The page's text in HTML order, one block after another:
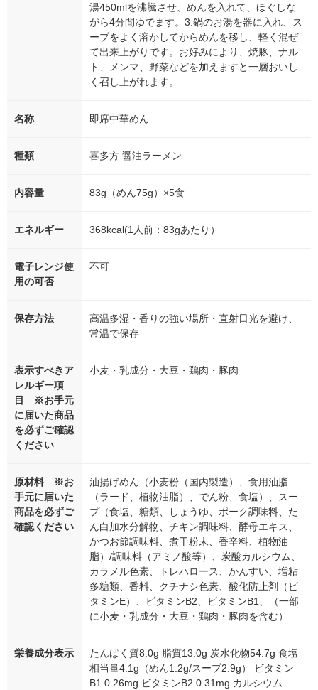
湯450mlを沸騰させ、めんを入れて、ほぐしな
がら4分間ゆでます。3.鍋のお湯を器に入れ、ス
ープをよく溶かしてからめんを移し、軽く混ぜ
て出来上がりです。お好みにより、焼豚、ナル
ト、メンマ、野菜などを加えますと一層おいし
く召し上がれます。
名称 即席中華めん
種類 喜多方 醤油ラーメン
内容量 83g（めん75g）×5食
エネルギー 368kcal(1人前：83gあたり）
電子レンジ使
用の可否
不可
保存方法
高温多湿・香りの強い場所・直射日光を避け、
常温で保存
表示すべきア
レルギー項
目 ※お手元
に届いた商品
を必ずご確認
ください
小麦・乳成分・大豆・鶏肉・豚肉
原材料 ※お
手元に届いた
商品を必ずご
確認ください
油揚げめん（小麦粉（国内製造）、食用油脂
（ラード、植物油脂）、でん粉、食塩）、スー
プ（食塩、糖類、しょうゆ、ポーク調味料、た
ん白加水分解物、チキン調味料、酵母エキス、
かつお節調味料、煮干粉末、香辛料、植物油
脂）/調味料（アミノ酸等）、炭酸カルシウム、
カラメル色素、トレハロース、かんすい、増粘
多糖類、香料、クチナシ色素、酸化防止剤（ビ
タミンE）、ビタミンB2、ビタミンB1、（一部
に小麦・乳成分・大豆・鶏肉・豚肉を含む）
栄養成分表示
たんぱく質8.0g 脂質13.0g 炭水化物54.7g 食塩
相当量4.1g（めん1.2g/スープ2.9g） ビタミン
B1 0.26mg ビタミンB2 0.31mg カルシウム